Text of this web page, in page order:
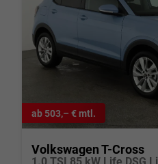
ab 503,– € mtl.
Volkswagen T-Cross